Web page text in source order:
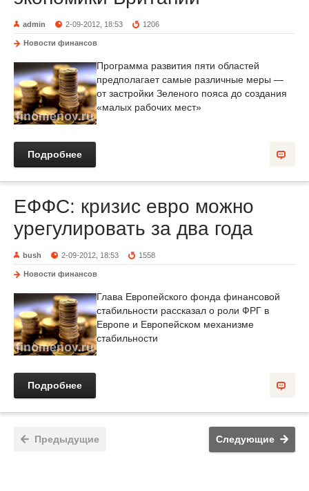
admin 2-09-2012, 18:53 1206
Новости финансов
Программа развития пяти областей
предполагает самые различные меры —
от застройки Зеленого пояса до создания
«малых рабочих мест»
Подробнее
ЕФФС: кризис евро можно
урегулировать за два года
bush 2-09-2012, 18:53 1558
Новости финансов
Глава Европейского фонда финансовой
стабильности рассказал о роли ФРГ в
Европе и Европейском механизме
стабильности
Подробнее
Предыдущие Следующие